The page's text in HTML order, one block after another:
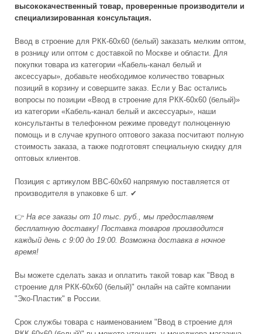
высококачественный товар, проверенные производители и
специализированная консультация.
Ввод в строение для РКК-60х60 (белый) заказать мелким оптом,
в розницу или оптом с доставкой по Москве и области. Для
покупки товара из категории «Кабель-канал белый и
аксессуары», добавьте необходимое количество товарных
позиций в корзину и совершите заказ. Если у Вас остались
вопросы по позиции «Ввод в строение для РКК-60х60 (белый)»
из категории «Кабель-канал белый и аксессуары», наши
консультанты в телефонном режиме проведут полноценную
помощь и в случае крупного оптового заказа посчитают полную
стоимость заказа, а также подготовят специальную скидку для
оптовых клиентов.
Позиция с артикулом ВВС-60х60 напрямую поставляется от
производителя в упаковке 6 шт. ✔
👉 На все заказы от 10 тыс. руб., мы предоставляем
бесплатную доставку! Поставка товаров производится
каждый день с 9:00 до 19:00. Возможна доставка в ночное
время!
Вы можете сделать заказ и оплатить такой товар как "Ввод в
строение для РКК-60х60 (белый)" онлайн на сайте компании
"Эко-Пластик" в России.
Срок службы товара с наименованием "Ввод в строение для